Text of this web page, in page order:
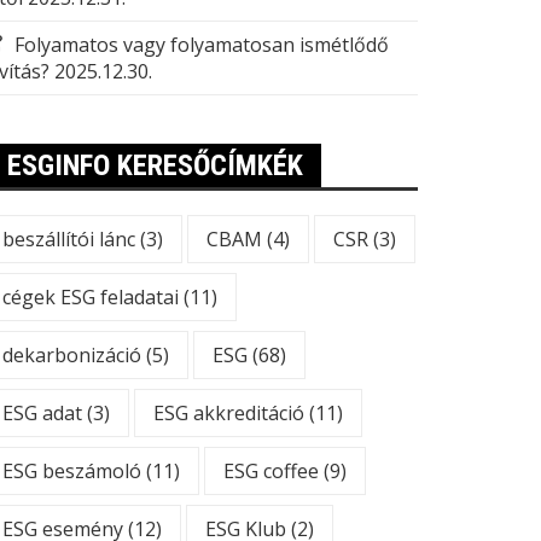
Folyamatos vagy folyamatosan ismétlődő
2025.12.30.
ESGINFO KERESŐCÍMKÉK
beszállítói lánc(3) CBAM (4) CSR(3)
cégek ESG feladatai (11)
dekarbonizáció (5) ESG (68)
ESG adat(3) ESG akkreditáció (11)
ESG beszámoló (11) ESG coffee (9)
ESG esemény(12) ESG Klub (2)